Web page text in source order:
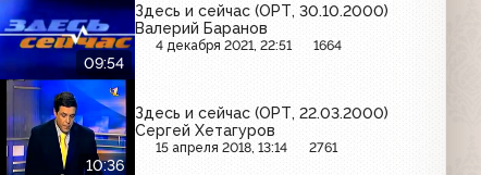
09:54
Здесь и сейчас (ОРТ, 30.10.2000)
Валерий Баранов
4 декабря 2021, 22:51 1664
10:36
Здесь и сейчас (ОРТ, 22.03.2000)
Сергей Хетагуров
15 апреля 2018, 13:14 2761